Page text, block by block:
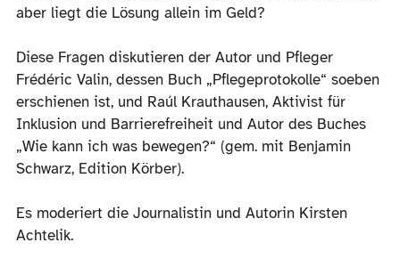
aber liegt die Lösung allein im Geld?
Diese Fragen diskutieren der Autor und Pfleger
Frédéric Valin, dessen Buch „Pflegeprotokolle“ soeben
erschienen ist, und Raúl Krauthausen, Aktivist für
Inklusion und Barrierefreiheit und Autor des Buches
„Wie kann ich was bewegen?“ (gem. mit Benjamin
Schwarz, Edition Körber).
Es moderiert die Journalistin und Autorin Kirsten
Achtelik.